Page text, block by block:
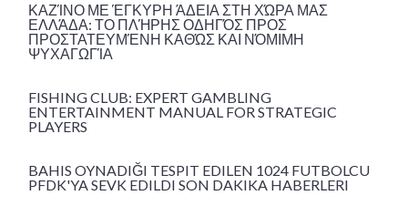
ΚΑΖΊΝΟ ΜΕ ΈΓΚΥΡΗ ΆΔΕΙΑ ΣΤΗ ΧΏΡΑ ΜΑΣ
ΕΛΛΆΔΑ: ΤΟ ΠΛΉΡΗΣ ΟΔΗΓΌΣ ΠΡΟΣ
ΠΡΟΣΤΑΤΕΥΜΈΝΗ ΚΑΘΏΣ ΚΑΙ ΝΌΜΙΜΗ
ΨΥΧΑΓΩΓΊΑ
FISHING CLUB: EXPERT GAMBLING
ENTERTAINMENT MANUAL FOR STRATEGIC
PLAYERS
BAHIS OYNADIĞI TESPIT EDILEN 1024 FUTBOLCU
PFDK'YA SEVK EDILDI SON DAKIKA HABERLERI